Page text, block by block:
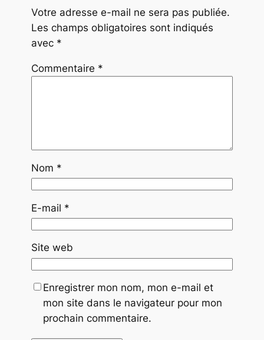
Votre adresse e-mail ne sera pas publiée.
Les champs obligatoires sont indiqués
avec *
Commentaire *
Nom *
E-mail *
Site web
Enregistrer mon nom, mon e-mail et
mon site dans le navigateur pour mon
prochain commentaire.